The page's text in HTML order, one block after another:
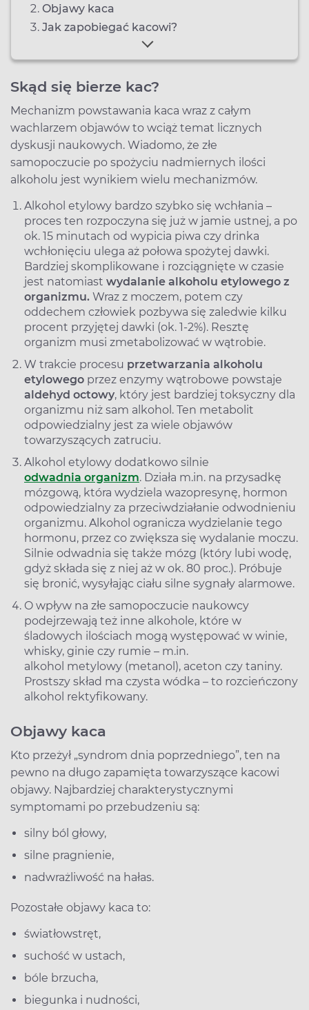
Objawy kaca
Jak zapobiegać kacowi?
Skąd się bierze kac?
Mechanizm powstawania kaca wraz z całym
wachlarzem objawów to wciąż temat licznych
dyskusji naukowych. Wiadomo, że złe
samopoczucie po spożyciu nadmiernych ilości
alkoholu jest wynikiem wielu mechanizmów.
Alkohol etylowy bardzo szybko się wchłania –
proces ten rozpoczyna się już w jamie ustnej, a po
ok. 15 minutach od wypicia piwa czy drinka
wchłonięciu ulega aż połowa spożytej dawki.
Bardziej skomplikowane i rozciągnięte w czasie
jest natomiast wydalanie alkoholu etylowego z
organizmu. Wraz z moczem, potem czy
oddechem człowiek pozbywa się zaledwie kilku
procent przyjętej dawki (ok. 1-2%). Resztę
organizm musi zmetabolizować w wątrobie.
W trakcie procesu przetwarzania alkoholu
etylowego przez enzymy wątrobowe powstaje
aldehyd octowy, który jest bardziej toksyczny dla
organizmu niż sam alkohol. Ten metabolit
odpowiedzialny jest za wiele objawów
towarzyszących zatruciu.
Alkohol etylowy dodatkowo silnie
odwadnia organizm. Działa m.in. na przysadkę
mózgową, która wydziela wazopresynę, hormon
odpowiedzialny za przeciwdziałanie odwodnieniu
organizmu. Alkohol ogranicza wydzielanie tego
hormonu, przez co zwiększa się wydalanie moczu.
Silnie odwadnia się także mózg (który lubi wodę,
gdyż składa się z niej aż w ok. 80 proc.). Próbuje
się bronić, wysyłając ciału silne sygnały alarmowe.
O wpływ na złe samopoczucie naukowcy
podejrzewają też inne alkohole, które w
śladowych ilościach mogą występować w winie,
whisky, ginie czy rumie – m.in.
alkohol metylowy (metanol), aceton czy taniny.
Prostszy skład ma czysta wódka – to rozcieńczony
alkohol rektyfikowany.
Objawy kaca
Kto przeżył „syndrom dnia poprzedniego”, ten na
pewno na długo zapamięta towarzyszące kacowi
objawy. Najbardziej charakterystycznymi
symptomami po przebudzeniu są:
silny ból głowy,
silne pragnienie,
nadwrażliwość na hałas.
Pozostałe objawy kaca to:
światłowstręt,
suchość w ustach,
bóle brzucha,
biegunka i nudności,